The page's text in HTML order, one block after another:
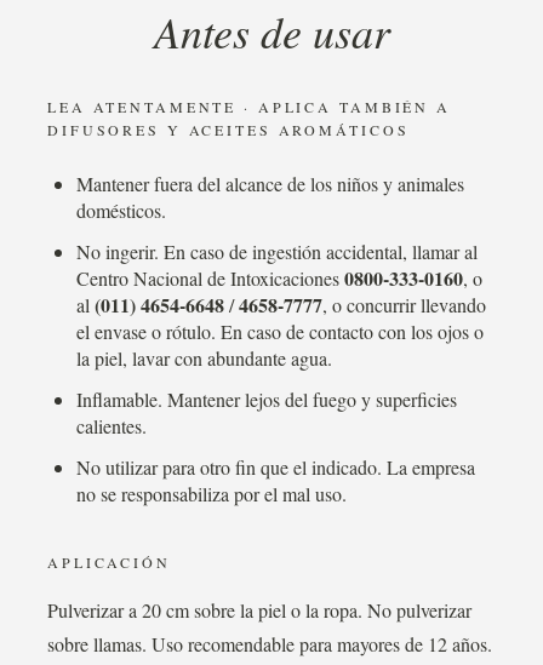
Antes de usar
LEA ATENTAMENTE · APLICA TAMBIÉN A
DIFUSORES Y ACEITES AROMÁTICOS
Mantener fuera del alcance de los niños y animales
domésticos.
No ingerir. En caso de ingestión accidental, llamar al
Centro Nacional de Intoxicaciones0800-333-0160, o
al (011) 4654-6648/4658-7777, o concurrir llevando
el envase o rótulo. En caso de contacto con los ojos o
la piel, lavar con abundante agua.
Inflamable. Mantener lejos del fuego y superficies
calientes.
No utilizar para otro fin que el indicado. La empresa
no se responsabiliza por el mal uso.
APLICACIÓN
Pulverizar a 20 cm sobre la piel o la ropa. No pulverizar
sobre llamas. Uso recomendable para mayores de 12 años.